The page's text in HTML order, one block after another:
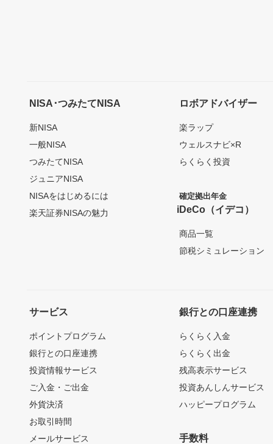
NISA･つみたてNISA
新NISA
一般NISA
つみたてNISA
ジュニアNISA
NISAをはじめるには
楽天証券NISAの魅力
ロボアドバイザー
楽ラップ
ウェルスナビ×R
らくらく投資
確定拠出年金
iDeCo（イデコ）
商品一覧
節税シミュレーション
サービス
ポイントプログラム
銀行との口座連携
投資情報サービス
ご入金・ご出金
外貨決済
お取引時間
メールサービス
銀行との口座連携
らくらく入金
らくらく出金
残高表示サービス
投資あんしんサービス
ハッピープログラム
手数料